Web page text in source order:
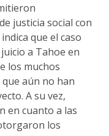
justicia social con
que el caso
a Tahoe en
los muchos
aún no han
A su vez,
en cuanto a las
los